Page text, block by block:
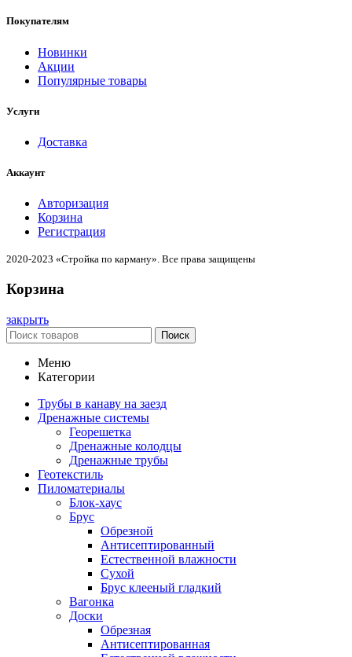
Покупателям
Новинки
Акции
Популярные товары
Услуги
Доставка
Аккаунт
Авторизация
Корзина
Регистрация
2020-2023 «Стройка по карману». Все права защищены
Корзина
закрыть
Поиск
Меню
Категории
Трубы в канаву на заезд
Дренажные системы
Георешетка
Дренажные колодцы
Дренажные трубы
Геотекстиль
Пиломатериалы
Блок-хаус
Брус
Обрезной
Антисептированный
Естественной влажности
Сухой
Брус клееный гладкий
Вагонка
Доски
Обрезная
Антисептированная